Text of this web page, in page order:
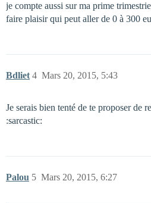
je compte aussi sur ma prime
faire plaisir qui peut aller de 0 à 300
Bdliet Mars 20, 2015, 5:43
4
Je serais bien tenté de te proposer de
:sarcastic:
Palou Mars 20, 2015, 6:27
5